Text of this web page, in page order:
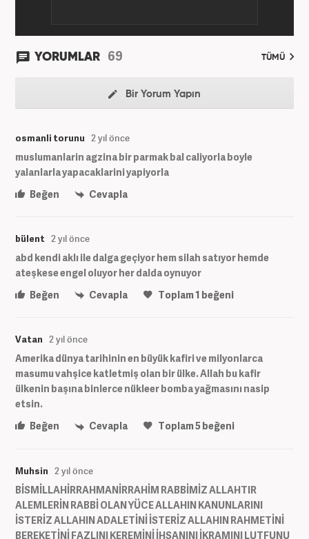
YORUMLAR 69 TÜMÜ
Bir Yorum Yapın
osmanli torunu 2 yıl önce
muslumanlarin agzina bir parmak bal caliyorla boyle
yalanlarla yapacaklarini yapiyorla
Beğen
Cevapla
bülent 2 yıl önce
abd kendi aklı ile dalga geçiyor hem silah satıyor hemde
ateşkese engel oluyor her dalda oynuyor
Beğen
Cevapla Toplam1 beğeni
Vatan 2 yıl önce
Amerika dünya tarihinin en büyük kafiri ve milyonlarca
masumu vahşice katletmiş olan bir ülke. Allah bu kafir
ülkenin başına binlerce nükleer bomba yağmasını nasip
etsin.
Beğen
Cevapla Toplam5beğeni
Muhsin 2 yıl önce
BİSMİLLAHİRRAHMANİRRAHİM RABBİMİZ ALLAHTIR
ALEMLERİN RABBİ OLAN YÜCE ALLAHIN KANUNLARINI
İSTERİZ ALLAHIN ADALETİNİ İSTERİZ ALLAHIN RAHMETİNİ
BEREKETİNİ FAZLINI KEREMİNİ İHSANINI İKRAMINI LUTFUNU